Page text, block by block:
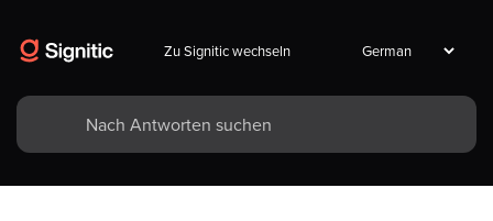
Zu Signitic wechseln